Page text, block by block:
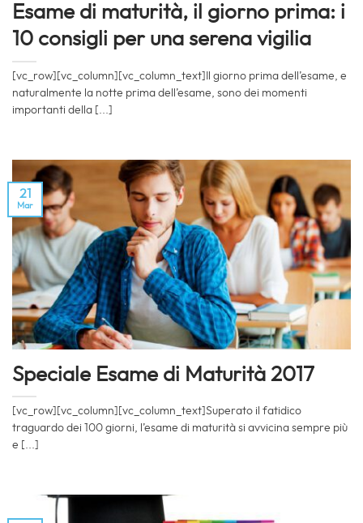
Esame di maturità, il giorno prima: i
10 consigli per una serena vigilia
[vc_row][vc_column][vc_column_text]Il giorno prima dell’esame, e
naturalmente la notte prima dell’esame, sono dei momenti
importanti della [...]
Speciale Esame di Maturità 2017
[vc_row][vc_column][vc_column_text]Superato il fatidico
traguardo dei 100 giorni, l’esame di maturità si avvicina sempre più
e [...]
21
Mar